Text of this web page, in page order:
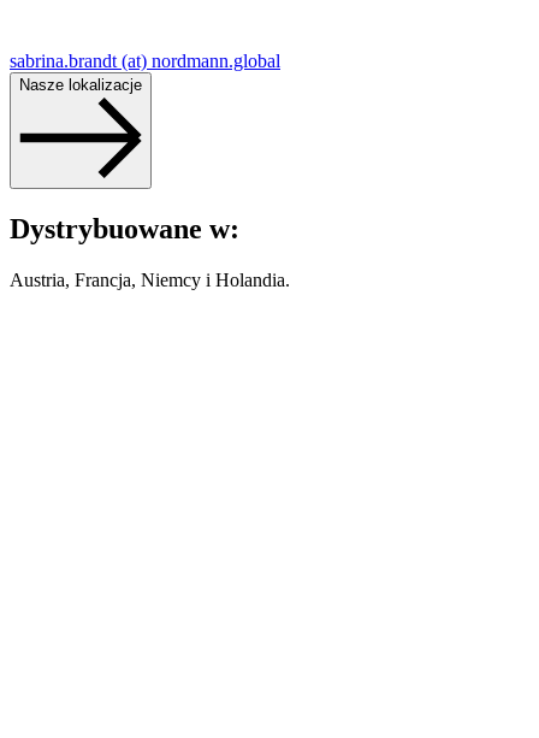
sabrina.brandt (at) nordmann.global
Nasze lokalizacje
Dystrybuowane w:
Austria, Francja, Niemcy i Holandia.